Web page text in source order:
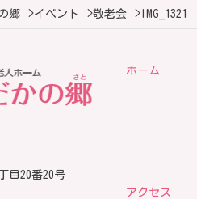
郷 >イベント >敬老会 > IMG_1321
目20番20号
ホーム
アクセス